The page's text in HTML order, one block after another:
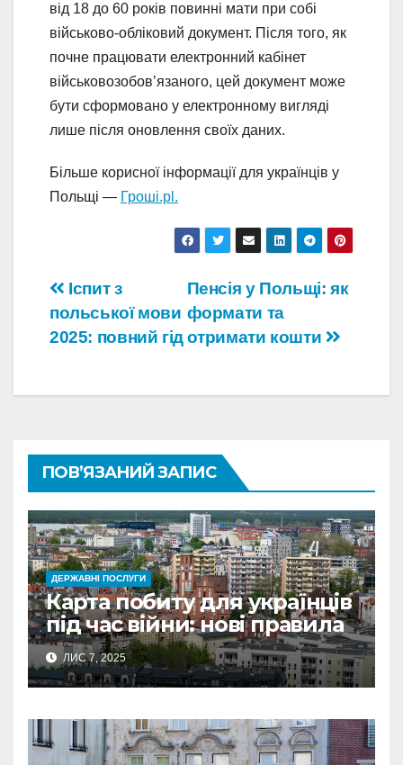
від 18 до 60 років повинні мати при собі
військово-обліковий документ. Після того, як
почне працювати електронний кабінет
військовозобовʼязаного, цей документ може
бути сформовано у електронному вигляді
лише після оновлення своїх даних.
Більше корисної інформації для українців у
Польщі — Гроші.pl.
Навігація
записів
Пенсія у Польщі: як
формати та
отримати кошти
Іспит з
польської мови
2025: повний гід
ПОВ’ЯЗАНИЙ ЗАПИС
ДЕРЖАВНІ ПОСЛУГИ
Карта побиту для українців
під час війни: нові правила
2026
ЛИС 7, 2025